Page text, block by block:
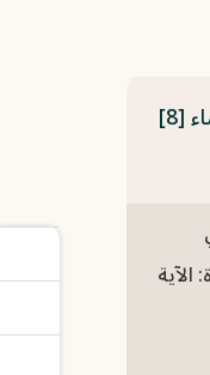
التعليق على تفسير الجلالين – سورة النساء [8]
الآية